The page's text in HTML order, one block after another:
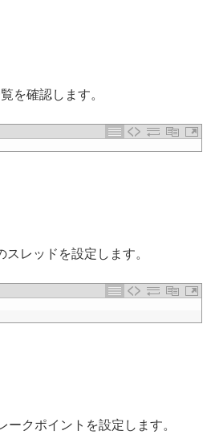
を確認します。
レッドを設定します。
ークポイントを設定します。